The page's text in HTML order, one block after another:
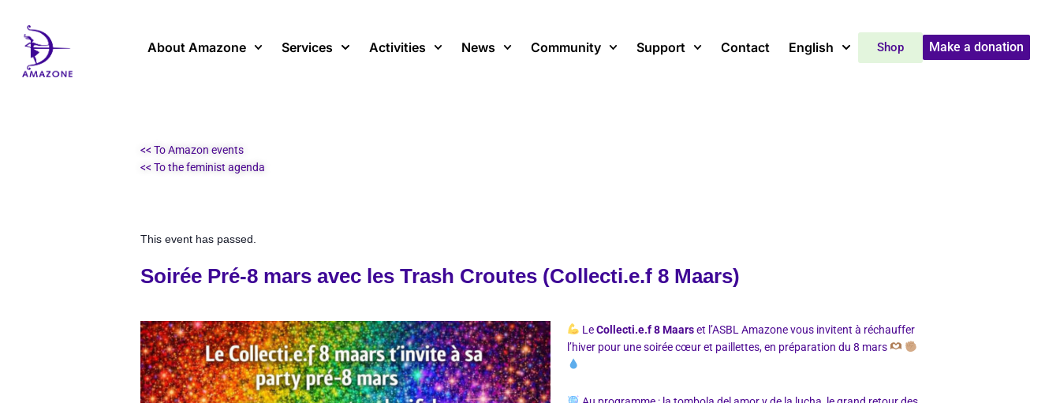
content
About Amazone Services Activities News Community Support Contact English Make a donation
Shop
<< To Amazon events
<< To the feminist agenda
This event has passed.
Soirée Pré-8 mars avec les Trash Croutes (Collecti.e.f 8 Maars)
LeCollecti.e.f 8 Maarset l’ASBL Amazone vous invitent à réchauffer
l’hiver pour une soirée cœur et paillettes, en préparation du 8 mars